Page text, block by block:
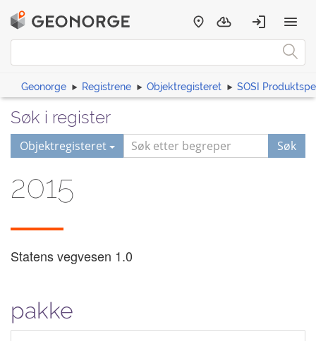
Geonorge Registrene Objektregisteret SOSI
Søk i register
Objektregisteret Søk
2015
Statens vegvesen 1.0
pakke